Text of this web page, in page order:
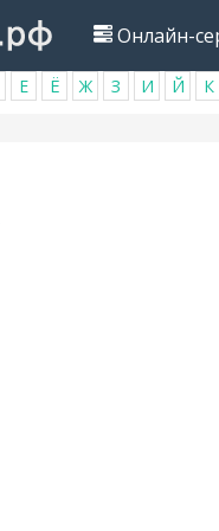
Онлайн-
Е Ё Ж З И Й К